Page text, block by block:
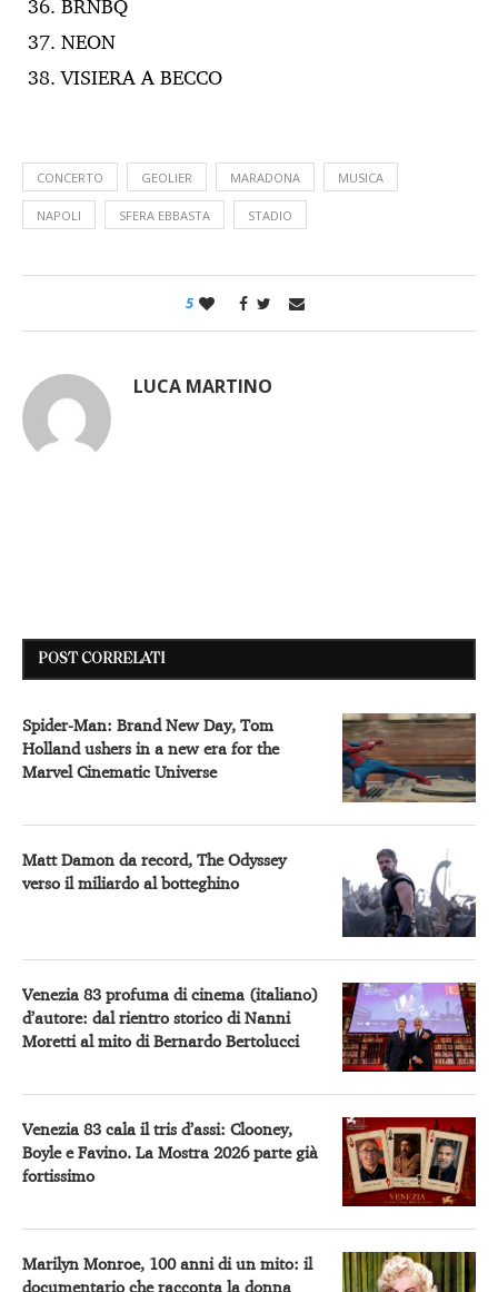
BRNBQ
NEON
VISIERA A BECCO
CONCERTO GEOLIER MARADONA MUSICA
NAPOLI SFERA EBBASTA STADIO
5
LUCA MARTINO
POST CORRELATI
Spider-Man: Brand New Day, Tom
Holland ushers in a new era for the
Marvel Cinematic Universe
Matt Damon da record, The Odyssey
verso il miliardo al botteghino
Venezia 83 profuma di cinema (italiano)
d’autore: dal rientro storico di Nanni
Moretti al mito di Bernardo Bertolucci
Venezia 83 cala il tris d’assi: Clooney,
Boyle e Favino. La Mostra 2026 parte già
fortissimo
Marilyn Monroe, 100 anni di un mito: il
documentario che racconta la donna